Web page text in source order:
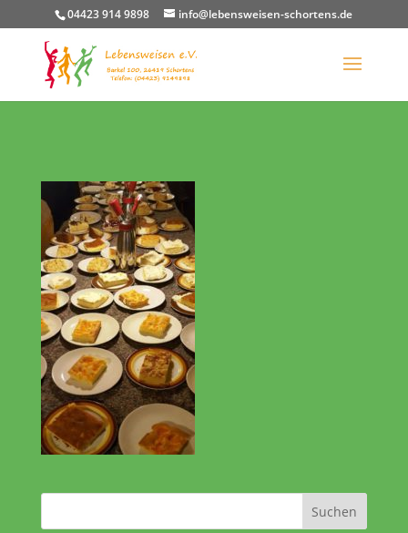
04423 914 9898 info@lebensweisen-schortens.de